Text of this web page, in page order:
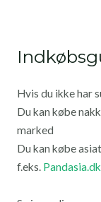
Hvis du ikke har
Du kan købe
marked
Du kan købe
f.eks. Pandasia.dk